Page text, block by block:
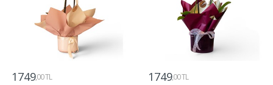
1749,00 TL 1749,00 TL